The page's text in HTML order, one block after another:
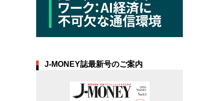
J-MONEY誌最新号のご案内